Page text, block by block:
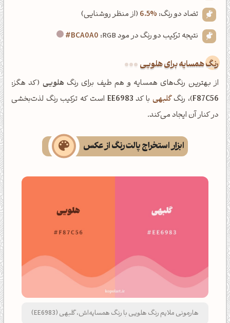
تضاد دو رنگ: 6.5% (از منظر روشنایی)
نتیجه ترکیب دو رنگ در مود RGB:
#BCA0A0
رنگ همسایه برای هلویی
از بهترین رنگ‌های همسایه و هم طیف برای رنگهلویی (کد هگز:
F87C56)، رنگگلبهی با کد EE6983 است که ترکیب رنگ لذت‌بخشی
در کنار آن ایجاد می‌کند.
ابزار استخراج پالت رنگ از عکس
هارمونی ملایم رنگ هلویی با رنگ همسایه‌اش، گلبهی (EE6983)